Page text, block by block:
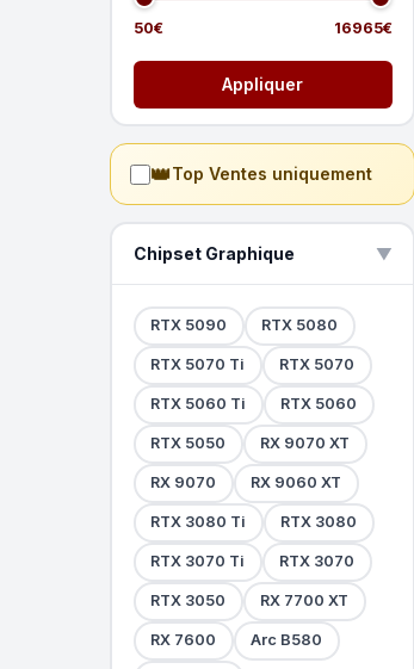
50€ 16965€
Appliquer
👑Top Ventes uniquement
Chipset Graphique ▲
RTX 5090 RTX 5080
RTX 5070 Ti RTX 5070
RTX 5060 Ti RTX 5060
RTX 5050 RX 9070 XT
RX 9070 RX 9060 XT
RTX 3080 Ti RTX 3080
RTX 3070 Ti RTX 3070
RTX 3050 RX 7700 XT
RX 7600 Arc B580